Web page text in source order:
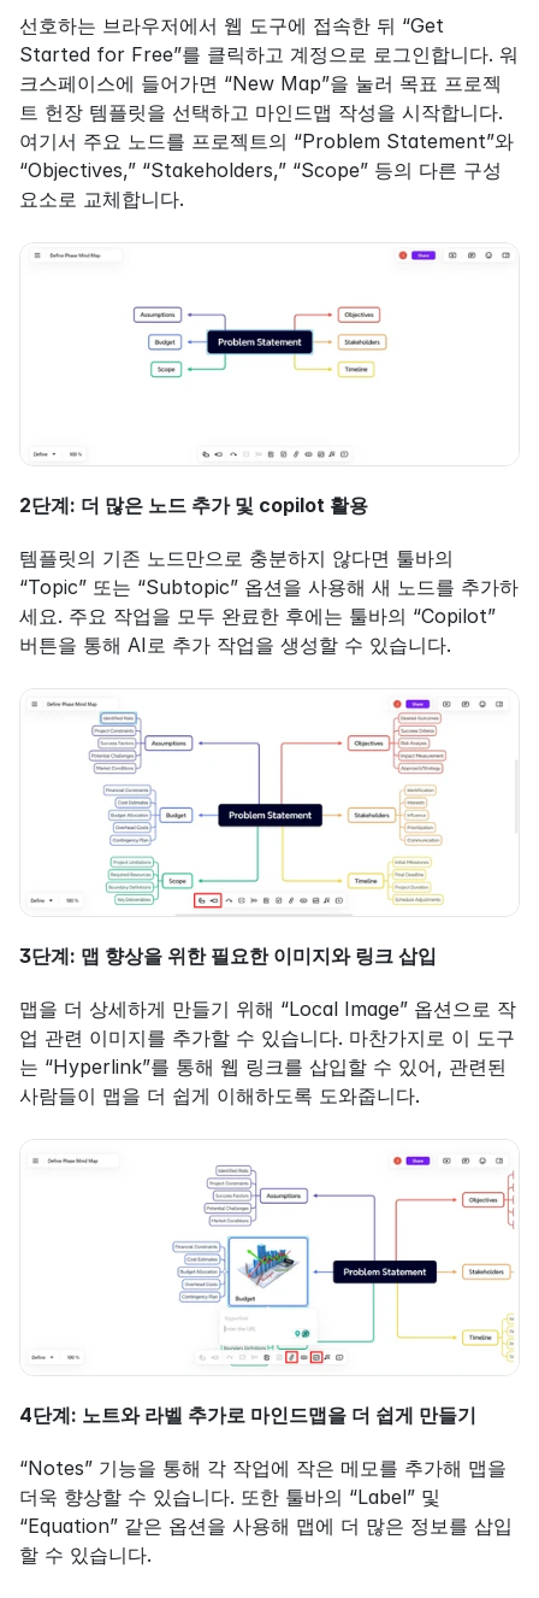
선호하는 브라우저에서 웹 도구에 접속한 뒤 “Get
Started for Free”를 클릭하고 계정으로 로그인합니다. 워
크스페이스에 들어가면 “New Map”을 눌러 목표 프로젝
트 헌장 템플릿을 선택하고 마인드맵 작성을 시작합니다.
여기서 주요 노드를 프로젝트의 “Problem Statement”와
“Objectives,” “Stakeholders,” “Scope” 등의 다른 구성
요소로 교체합니다.
2단계: 더 많은 노드 추가 및 copilot 활용
템플릿의 기존 노드만으로 충분하지 않다면 툴바의
“Topic” 또는 “Subtopic” 옵션을 사용해 새 노드를 추가하
세요. 주요 작업을 모두 완료한 후에는 툴바의 “Copilot”
버튼을 통해 AI로 추가 작업을 생성할 수 있습니다.
3단계: 맵 향상을 위한 필요한 이미지와 링크 삽입
맵을 더 상세하게 만들기 위해 “Local Image” 옵션으로 작
업 관련 이미지를 추가할 수 있습니다. 마찬가지로 이 도구
는 “Hyperlink”를 통해 웹 링크를 삽입할 수 있어, 관련된
사람들이 맵을 더 쉽게 이해하도록 도와줍니다.
4단계: 노트와 라벨 추가로 마인드맵을 더 쉽게 만들기
“Notes” 기능을 통해 각 작업에 작은 메모를 추가해 맵을
더욱 향상할 수 있습니다. 또한 툴바의 “Label” 및
“Equation” 같은 옵션을 사용해 맵에 더 많은 정보를 삽입
할 수 있습니다.